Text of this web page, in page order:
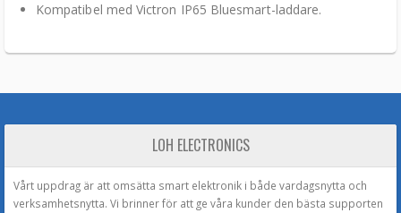
Kompatibel med Victron IP65 Bluesmart-laddare.
LOH ELECTRONICS
Vårt uppdrag är att omsätta smart elektronik i både vardagsnytta och
verksamhetsnytta. Vi brinner för att ge våra kunder den bästa supporten